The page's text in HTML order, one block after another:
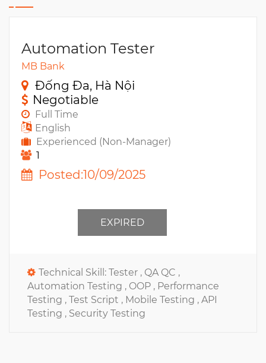
Automation Tester
MB Bank
Đống Đa, Hà Nội
Negotiable
Full Time
English
Experienced (Non-Manager)
1
Posted:10/09/2025
EXPIRED
Technical Skill: Tester , QA QC ,
Automation Testing , OOP , Performance
Testing , Test Script , Mobile Testing , API
Testing , Security Testing